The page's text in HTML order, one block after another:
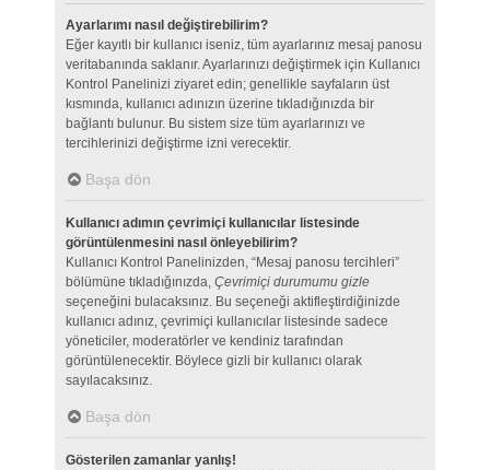
Ayarlarımı nasıl değiştirebilirim?
Eğer kayıtlı bir kullanıcı iseniz, tüm ayarlarınız mesaj panosu
veritabanında saklanır. Ayarlarınızı değiştirmek için Kullanıcı
Kontrol Panelinizi ziyaret edin; genellikle sayfaların üst
kısmında, kullanıcı adınızın üzerine tıkladığınızda bir
bağlantı bulunur. Bu sistem size tüm ayarlarınızı ve
tercihlerinizi değiştirme izni verecektir.
Başa dön
Kullanıcı adımın çevrimiçi kullanıcılar listesinde
görüntülenmesini nasıl önleyebilirim?
Kullanıcı Kontrol Panelinizden, “Mesaj panosu tercihleri”
bölümüne tıkladığınızda, Çevrimiçi durumumu gizle
seçeneğini bulacaksınız. Bu seçeneği aktifleştirdiğinizde
kullanıcı adınız, çevrimiçi kullanıcılar listesinde sadece
yöneticiler, moderatörler ve kendiniz tarafından
görüntülenecektir. Böylece gizli bir kullanıcı olarak
sayılacaksınız.
Başa dön
Gösterilen zamanlar yanlış!